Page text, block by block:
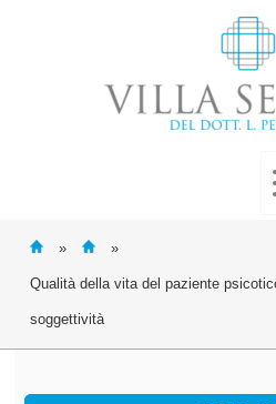
» »
Qualità della vita del paziente
soggettività